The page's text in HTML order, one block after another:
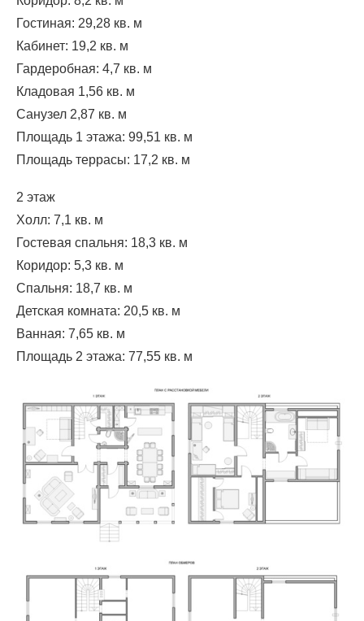
Гостиная: 29,28 кв. м
Кабинет: 19,2 кв. м
Гардеробная: 4,7 кв. м
Кладовая 1,56 кв. м
Санузел 2,87 кв. м
Площадь 1 этажа: 99,51 кв. м
Площадь террасы: 17,2 кв. м
2 этаж
Холл: 7,1 кв. м
Гостевая спальня: 18,3 кв. м
Коридор: 5,3 кв. м
Спальня: 18,7 кв. м
Детская комната: 20,5 кв. м
Ванная: 7,65 кв. м
Площадь 2 этажа: 77,55 кв. м